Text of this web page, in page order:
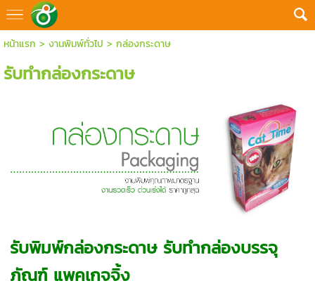
หน้าแรก > งานพิมพ์ทั่วไป > กล่องกระดาษ
รับทำกล่องกระดาษ
รับพิมพ์กล่องกระดาษ รับทำกล่องบรรจุ
ภัณฑ์ แพคเกจจิ้ง